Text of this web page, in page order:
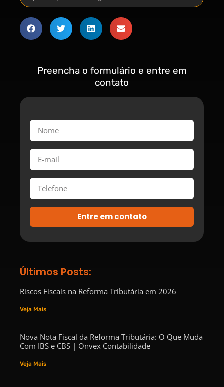
Preencha o formulário e entre em
contato
Entre em contato
Últimos Posts:
Riscos Fiscais na Reforma Tributária em 2026
Veja Mais
Nova Nota Fiscal da Reforma Tributária: O Que Muda
Com IBS e CBS | Onvex Contabilidade
Veja Mais